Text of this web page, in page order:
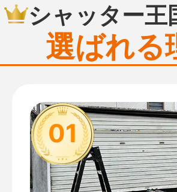
シャッター王
選ばれる
01